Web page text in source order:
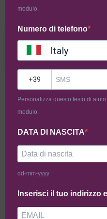
modulo.
Numero di telefono
Italy
Personalizza questo testo di
modulo.
DATA DI NASCITA
dd-mm-yyyy
Inserisci il tuo indirizzo
LOCALITÀ
Roma - Spedizioni in tutta
100% Senza
-40%